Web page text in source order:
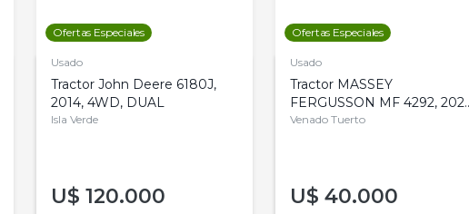
Ofertas Especiales
Usado
Tractor John Deere 6180J,
2014, 4WD, DUAL
Isla Verde
U$ 120.000
Ofertas Especiales
Usado
Tractor MASSEY
FERGUSSON MF 4292,
4WD, PATON
Venado Tuerto
U$ 40.000